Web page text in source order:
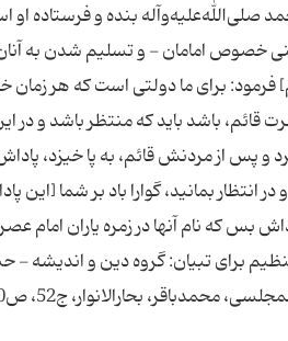
بنده و فرستاده او
خصوص امامان - و تسلیم شدن به
براى ما دولتى است كه هر زمان
باشد باید كه منتظر باشد و در
و پس از مردنش قائم، به پا خیزد،
بمانید، گوارا باد بر شما [این
بس كه نام آنها در زمره یاران امام